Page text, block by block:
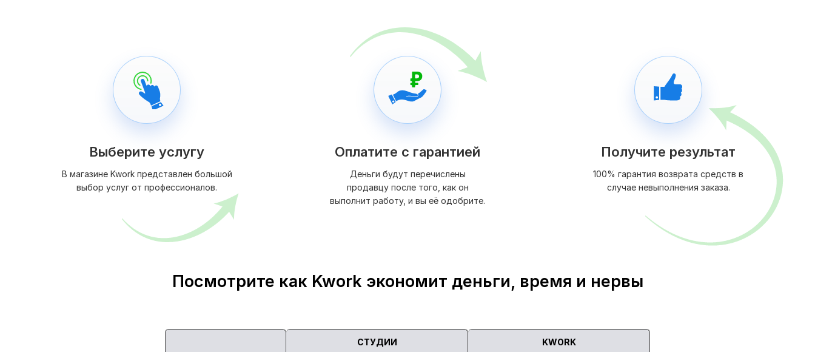
Выберите услугу
В магазине Kwork представлен большой
выбор услуг от профессионалов.
Оплатите с гарантией
Деньги будут перечислены
продавцу после того, как он
выполнит работу, и вы её одобрите.
Получите результат
100% гарантия возврата средств в
случае невыполнения заказа.
Посмотрите как Kwork экономит деньги, время и нервы
СТУДИИ KWORK